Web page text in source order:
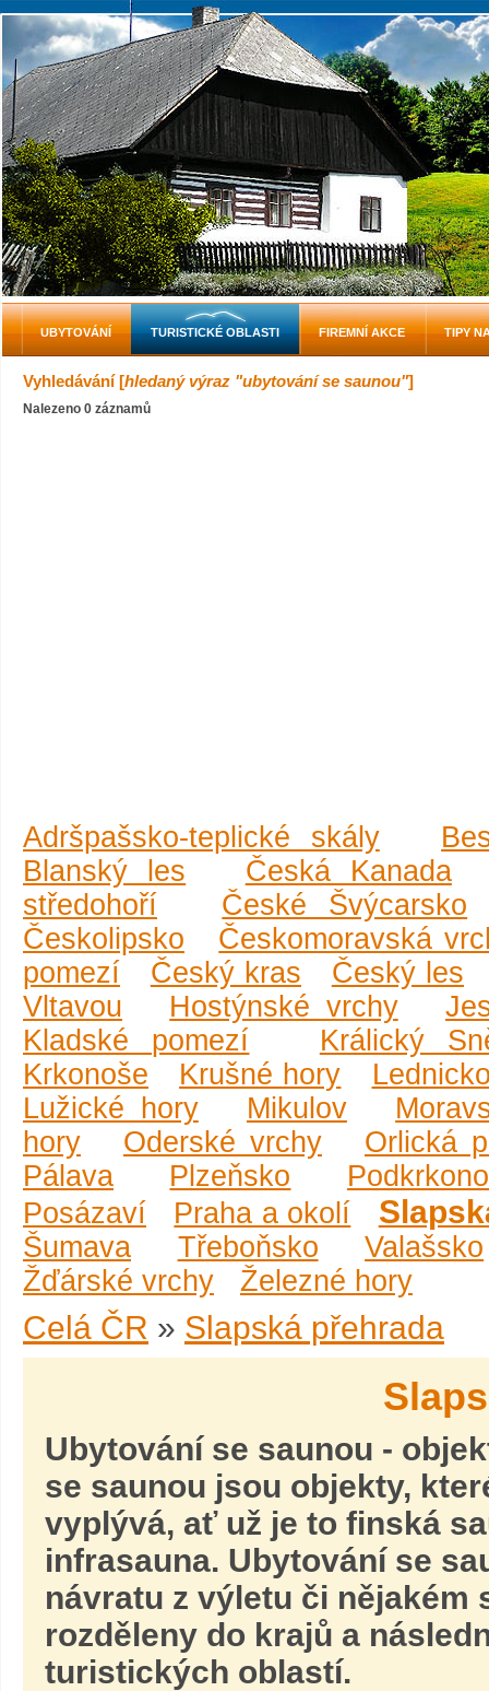
Vyhledávání [hledaný výraz "ubytování se saunou"]
Nalezeno 0 záznamů
Adršpašsko-teplické skály
Blanský les
Česká Kanada
středohoří
České Švýcarsko
Českolipsko
Českomoravská
pomezí
Český kras
Český les
Vltavou
Hostýnské vrchy
Kladské pomezí
Králický
Krkonoše
Krušné hory
Lužické hory
Mikulov
hory
Oderské vrchy
Orlická
Pálava
Plzeňsko
Posázaví
Praha a okolí
Šumava Třeboňsko
Valašsko
Žďárské vrchy
Železné hory
Celá ČR » Slapská přehrada
Ubytování se saunou -
se saunou jsou objekty,
vyplývá, ať už je to finská
infrasauna. Ubytování se
návratu z výletu či
rozděleny do krajů a
turistických oblastí.
UBYTOVÁNÍ TURISTICKÉ OBLASTI FIREMNÍ AKCE TIPY